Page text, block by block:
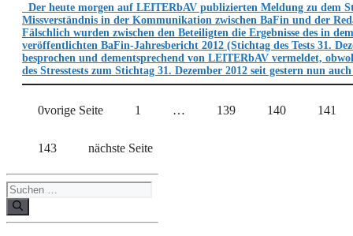
Der heute morgen auf LEITERbAV publizierten Meldung zu dem
Missverständnis in der Kommunikation zwischen BaFin und der
Fälschlich wurden zwischen den Beteiligten die Ergebnisse des in
veröffentlichten BaFin-Jahresbericht 2012 (Stichtag des Tests 31.
besprochen und dementsprechend von LEITERbAV vermeldet,
des Stresstests zum Stichtag 31. Dezember 2012 seit gestern nun
0vorige Seite 1 … 139 140 141
143 nächste Seite
Suchen
nach: